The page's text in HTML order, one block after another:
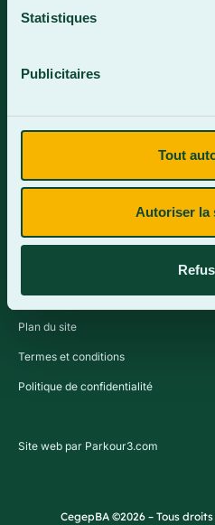
Statistiques
Publicitaires
Tout
Autoriser la
Lundi-vendredi : 8 h à 16 h
Plan du site
Termes et conditions
Politique de confidentialité
Site web par Parkour3.com
CegepBA ©2026 – Tous